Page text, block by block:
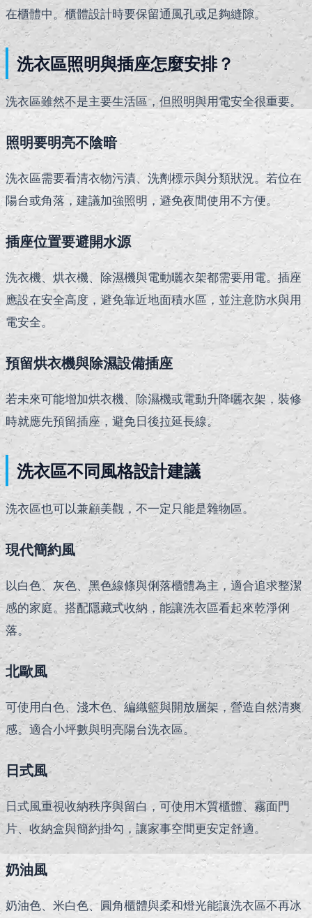
在櫃體中。櫃體設計時要保留通風孔或足夠縫隙。
洗衣區照明與插座怎麼安排？
洗衣區雖然不是主要生活區，但照明與用電安全很重要。
照明要明亮不陰暗
洗衣區需要看清衣物污漬、洗劑標示與分類狀況。若位在
陽台或角落，建議加強照明，避免夜間使用不方便。
插座位置要避開水源
洗衣機、烘衣機、除濕機與電動曬衣架都需要用電。插座
應設在安全高度，避免靠近地面積水區，並注意防水與用
電安全。
預留烘衣機與除濕設備插座
若未來可能增加烘衣機、除濕機或電動升降曬衣架，裝修
時就應先預留插座，避免日後拉延長線。
洗衣區不同風格設計建議
洗衣區也可以兼顧美觀，不一定只能是雜物區。
現代簡約風
以白色、灰色、黑色線條與俐落櫃體為主，適合追求整潔
感的家庭。搭配隱藏式收納，能讓洗衣區看起來乾淨俐
落。
北歐風
可使用白色、淺木色、編織籃與開放層架，營造自然清爽
感。適合小坪數與明亮陽台洗衣區。
日式風
日式風重視收納秩序與留白，可使用木質櫃體、霧面門
片、收納盒與簡約掛勾，讓家事空間更安定舒適。
奶油風
奶油色、米白色、圓角櫃體與柔和燈光能讓洗衣區不再冰